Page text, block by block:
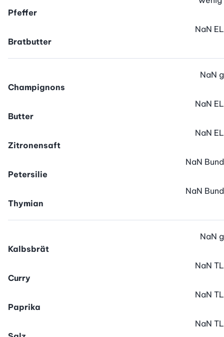
Pfeffer
Bratbutter
NaN EL
Champignons
NaN g
Butter
NaN EL
Zitronensaft
NaN EL
Petersilie
NaN Bund
Thymian
NaN Bund
Kalbsbrät
NaN g
Curry
NaN TL
Paprika
NaN TL
NaN TL